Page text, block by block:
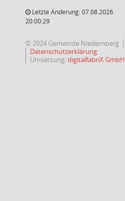
Letzte Änderung: 07.08.2026
20:00:29
© 2024 Gemeinde Niedernberg
Datenschutzerklärung
Umsetzung:digitalfabriX GmbH